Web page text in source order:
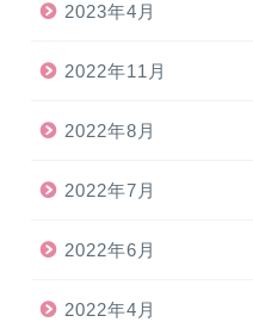
2023年4月
2022年11月
2022年8月
2022年7月
2022年6月
2022年4月